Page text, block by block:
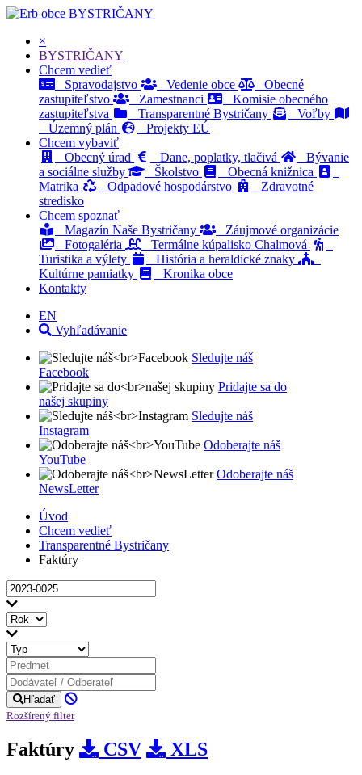
BYSTRIČANY
×
BYSTRIČANY
Chcem vedieť
Spravodajstvo
Vedenie obce
Obecné
zastupiteľstvo
Zamestnanci
Komisie obecného
zastupiteľstva
Transparentné Bystričany
Voľby
Územný plán
Projekty EÚ
Chcem vybaviť
Obecný úrad
Dane, poplatky, tlačivá
Bývanie
a sociálne služby
Školstvo
Obecná knižnica
Matrika
Odpadové hospodárstvo
Zdravotné
stredisko
Chcem spoznať
Magazín Naše Bystričany
Záujmové organizácie
Fotogaléria
Termálne kúpalisko Chalmová
Turistika a výlety
História a heraldické znaky
Kultúrne pamiatky
Kronika obce
Kontakty
EN
Vyhľadávanie
Sledujte náš
Facebook
Pridajte sa do
našej skupiny
Sledujte náš
Instagram
Odoberajte náš
YouTube
Odoberajte náš
NewsLetter
Úvod
Chcem vedieť
Transparentné Bystričany
Faktúry
Hľadať
Rozšírený filter
Faktúry CSV XLS